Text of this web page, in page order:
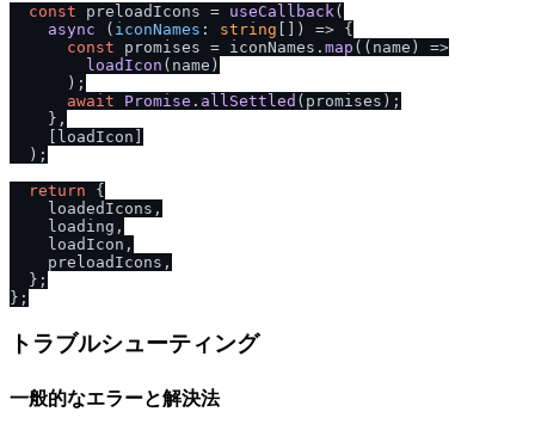
const preloadIcons = useCallback (
async ( iconNames : string []) => {
const promises = iconNames. map ( ( name ) =>
loadIcon (name)
      );
await
Promise . allSettled (promises);
    },
    [loadIcon]
  );
return {
    loadedIcons,
    loading,
    loadIcon,
    preloadIcons,
  };
トラブルシューティング
一般的なエラーと解決法